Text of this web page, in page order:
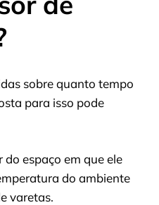
sobre quanto tempo
para isso pode
do espaço em que ele
do ambiente
varetas.